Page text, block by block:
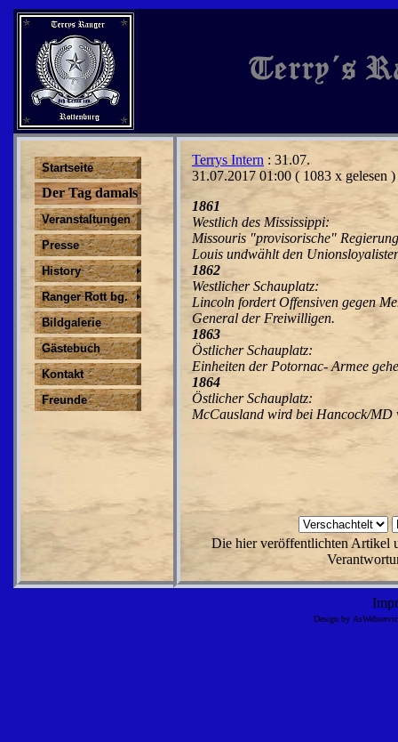
Startseite
Der Tag damals
Veranstaltungen
Presse
History
Ranger Rott bg.
Bildgalerie
Gästebuch
Kontakt
Freunde
Terrys Intern : 31.07.
31.07.2017 01:00 ( 1083 x gelesen )
1861
Westlich des Mississippi:
Missouris "provisorische"
Louis undwählt den
1862
Westlicher Schauplatz:
Lincoln fordert Offensiven gegen
General der Freiwilligen.
1863
Östlicher Schauplatz:
Einheiten der Potornac- Armee
1864
Östlicher Schauplatz:
McCausland wird bei Hancock/MD
Die hier veröffentlichten Artikel
Design by